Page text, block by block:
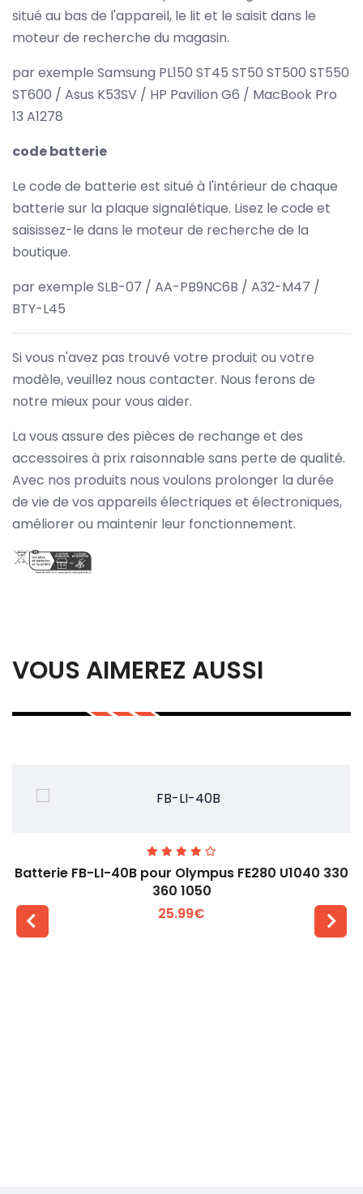
situé au bas de l'appareil, le lit et le saisit dans le
moteur de recherche du magasin.
par exemple Samsung PL150 ST45 ST50 ST500 ST550
ST600 / Asus K53SV / HP Pavilion G6 / MacBook Pro
13 A1278
code batterie
Le code de batterie est situé à l'intérieur de chaque
batterie sur la plaque signalétique. Lisez le code et
saisissez-le dans le moteur de recherche de la
boutique.
par exemple SLB-07 / AA-PB9NC6B / A32-M47 /
BTY-L45
Si vous n'avez pas trouvé votre produit ou votre
modèle, veuillez nous contacter. Nous ferons de
notre mieux pour vous aider.
La vous assure des pièces de rechange et des
accessoires à prix raisonnable sans perte de qualité.
Avec nos produits nous voulons prolonger la durée
de vie de vos appareils électriques et électroniques,
améliorer ou maintenir leur fonctionnement.
VOUS AIMEREZ AUSSI
Batterie FB-LI-40B pour Olympus FE280 U1040 330
360 1050
25.99€